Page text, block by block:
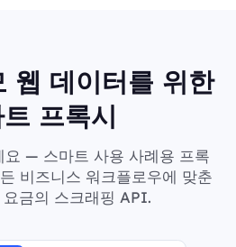
웹 데이터를 위한
프록시
요 — 스마트 사용 사례용 프록
비즈니스 워크플로우에 맞춘
금의 스크래핑 API.